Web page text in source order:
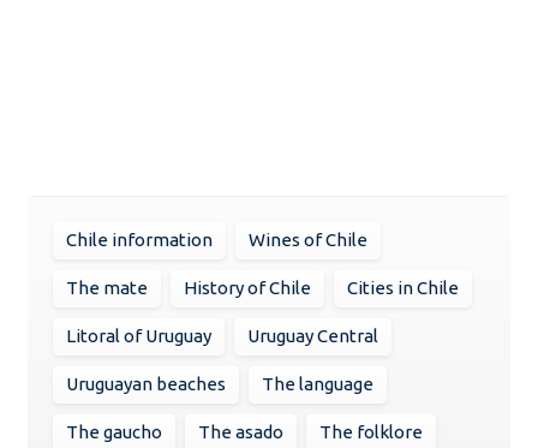
Chile information Wines of Chile
The mate History of Chile Cities in Chile
Litoral of Uruguay Uruguay Central
Uruguayan beaches The language
The gaucho The asado The folklore